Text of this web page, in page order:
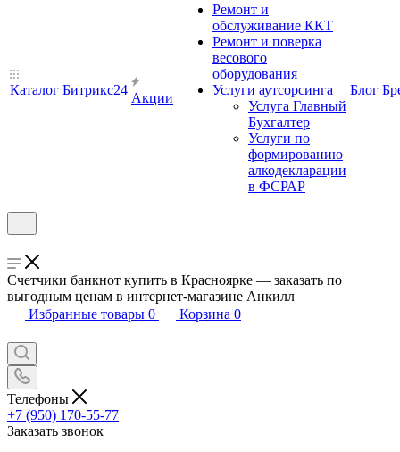
Каталог Битрикс24
Акции
Ремонт и
обслуживание ККТ
Ремонт и поверка
весового
оборудования
Услуги аутсорсинга
Услуга Главный
Бухгалтер
Услуги по
формированию
алкодекларации
в ФСРАР
Блог
Счетчики банкнот купить в Красноярке — заказать по
выгодным ценам в интернет-магазине Анкилл
Избранные товары 0 Корзина 0
Телефоны
+7 (950) 170-55-77
Заказать звонок